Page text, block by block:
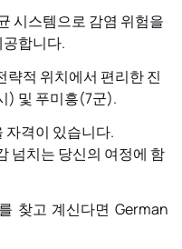
시스템으로 감염 위험을
합니다.
략적 위치에서 편리한 진
) 및 푸미흥(7군).
자격이 있습니다.
넘치는 당신의 여정에 함
찾고 계신다면 German